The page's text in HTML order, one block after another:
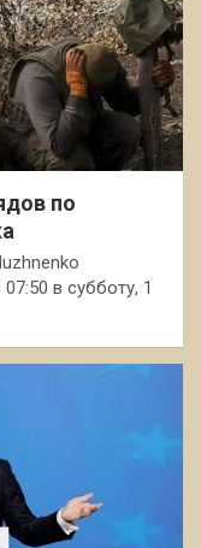
по
в субботу, 1